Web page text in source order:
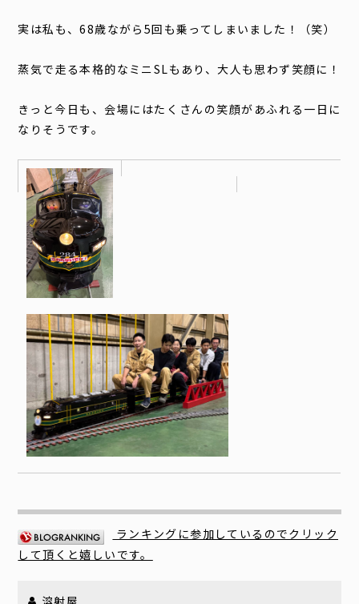
実は私も、68歳ながら5回も乗ってしまいました！（笑）
蒸気で走る本格的なミニSLもあり、大人も思わず笑顔に！
きっと今日も、会場にはたくさんの笑顔があふれる一日に
なりそうです。
ランキングに参加しているのでクリック
して頂くと嬉しいです。